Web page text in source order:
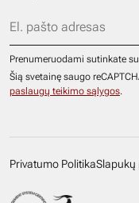
Prenumeruodami sutinkate
Šią svetainę saugo
paslaugų teikimo sąlygos.
Privatumo PolitikaSlapukų